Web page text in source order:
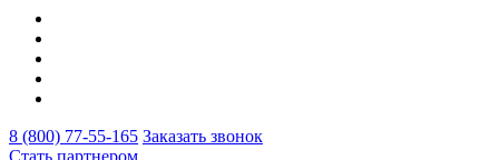
8 (800) 77-55-165 Заказать звонок
Стать партнером